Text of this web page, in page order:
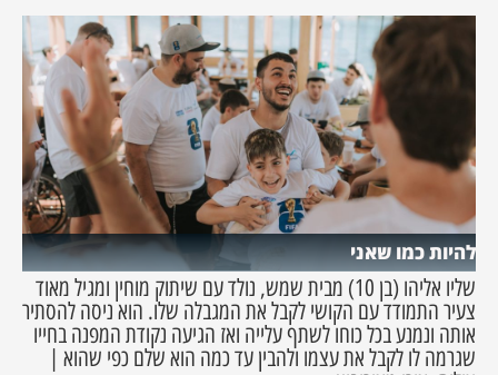
להיות כמו שאני
שליו אליהו (בן 10) מבית שמש, נולד עם שיתוק מוחין ומגיל מאוד
צעיר התמודד עם הקושי לקבל את המגבלה שלו. הוא ניסה להסתיר
אותה ונמנע בכל כוחו לשתף עלייה ואז הגיעה נקודת המפנה בחייו
שגרמה לו לקבל את עצמו ולהבין עד כמה הוא שלם כפי שהוא |